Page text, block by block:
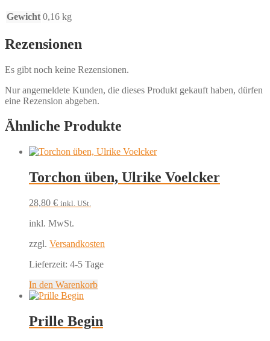
Gewicht 0,16 kg
Rezensionen
Es gibt noch keine Rezensionen.
Nur angemeldete Kunden, die dieses Produkt gekauft haben, dürfen
eine Rezension abgeben.
Ähnliche Produkte
Torchon üben, Ulrike Voelcker
28,80 € inkl. USt.
inkl. MwSt.
zzgl. Versandkosten
Lieferzeit: 4-5 Tage
In den Warenkorb
Prille Begin